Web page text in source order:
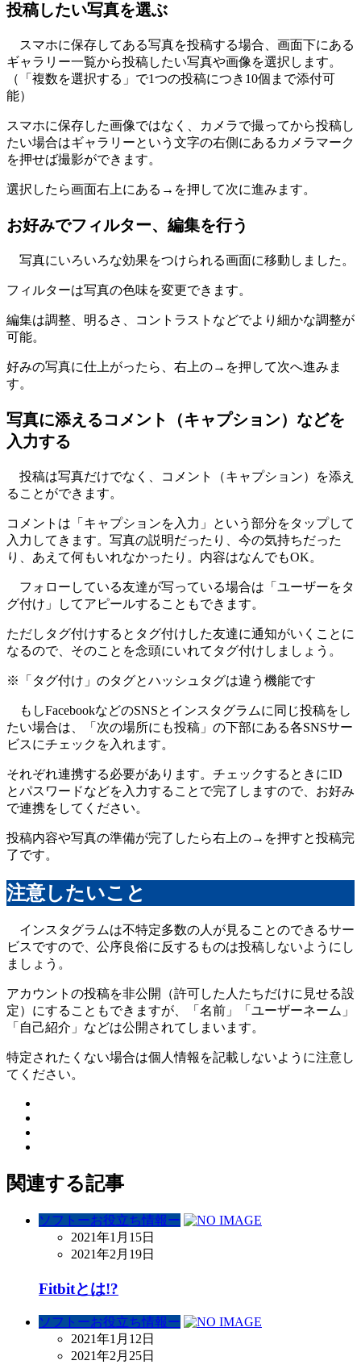
投稿したい写真を選ぶ
スマホに保存してある写真を投稿する場合、画面下にある
ギャラリー一覧から投稿したい写真や画像を選択します。
（「複数を選択する」で1つの投稿につき10個まで添付可
能）
スマホに保存した画像ではなく、カメラで撮ってから投稿し
たい場合はギャラリーという文字の右側にあるカメラマーク
を押せば撮影ができます。
選択したら画面右上にある→を押して次に進みます。
お好みでフィルター、編集を行う
写真にいろいろな効果をつけられる画面に移動しました。
フィルターは写真の色味を変更できます。
編集は調整、明るさ、コントラストなどでより細かな調整が
可能。
好みの写真に仕上がったら、右上の→を押して次へ進みま
す。
写真に添えるコメント（キャプション）などを
入力する
投稿は写真だけでなく、コメント（キャプション）を添え
ることができます。
コメントは「キャプションを入力」という部分をタップして
入力してきます。写真の説明だったり、今の気持ちだった
り、あえて何もいれなかったり。内容はなんでもOK。
フォローしている友達が写っている場合は「ユーザーをタ
グ付け」してアピールすることもできます。
ただしタグ付けするとタグ付けした友達に通知がいくことに
なるので、そのことを念頭にいれてタグ付けしましょう。
※「タグ付け」のタグとハッシュタグは違う機能です
もしFacebookなどのSNSとインスタグラムに同じ投稿をし
たい場合は、「次の場所にも投稿」の下部にある各SNSサー
ビスにチェックを入れます。
それぞれ連携する必要があります。チェックするときにID
とパスワードなどを入力することで完了しますので、お好み
で連携をしてください。
投稿内容や写真の準備が完了したら右上の→を押すと投稿完
了です。
注意したいこと
インスタグラムは不特定多数の人が見ることのできるサー
ビスですので、公序良俗に反するものは投稿しないようにし
ましょう。
アカウントの投稿を非公開（許可した人たちだけに見せる設
定）にすることもできますが、「名前」「ユーザーネーム」
「自己紹介」などは公開されてしまいます。
特定されたくない場合は個人情報を記載しないように注意し
てください。
関連する記事
ソフトーお役立ち情報ー
2021年1月15日
2021年2月19日
Fitbitとは!?
ソフトーお役立ち情報ー
2021年1月12日
2021年2月25日